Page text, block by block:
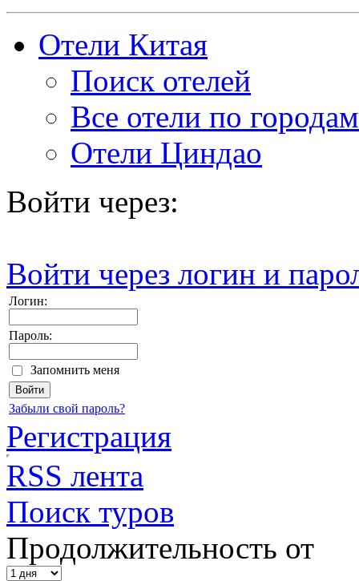
Отели Китая
Поиск отелей
Все отели по городам
Отели Циндао
Войти через:
Войти через логин и
Логин:
Пароль:
Запомнить меня
Забыли свой пароль?
Регистрация
RSS лента
Поиск туров
Продолжительность от